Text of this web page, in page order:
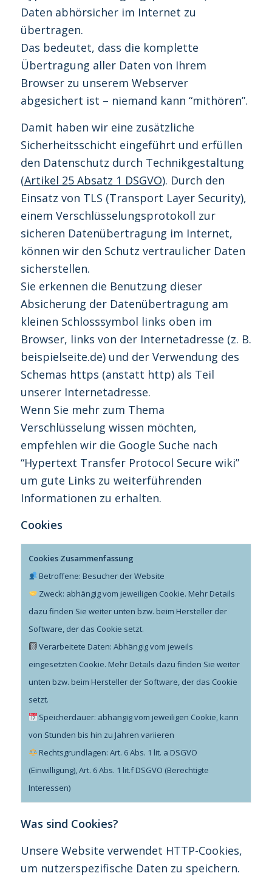
Daten abhörsicher im Internet zu
übertragen.
Das bedeutet, dass die komplette
Übertragung aller Daten von Ihrem
Browser zu unserem Webserver
abgesichert ist – niemand kann “mithören”.
Damit haben wir eine zusätzliche
Sicherheitsschicht eingeführt und erfüllen
den Datenschutz durch Technikgestaltung
(Artikel 25 Absatz 1 DSGVO). Durch den
Einsatz von TLS (Transport Layer Security),
einem Verschlüsselungsprotokoll zur
sicheren Datenübertragung im Internet,
können wir den Schutz vertraulicher Daten
sicherstellen.
Sie erkennen die Benutzung dieser
Absicherung der Datenübertragung am
kleinen Schlosssymbol links oben im
Browser, links von der Internetadresse (z. B.
beispielseite.de) und der Verwendung des
Schemas https (anstatt http) als Teil
unserer Internetadresse.
Wenn Sie mehr zum Thema
Verschlüsselung wissen möchten,
empfehlen wir die Google Suche nach
“Hypertext Transfer Protocol Secure wiki”
um gute Links zu weiterführenden
Informationen zu erhalten.
Cookies
Cookies Zusammenfassung
Betroffene: Besucher der Website
Zweck: abhängig vom jeweiligen Cookie. Mehr Details
dazu finden Sie weiter unten bzw. beim Hersteller der
Software, der das Cookie setzt.
Verarbeitete Daten: Abhängig vom jeweils
eingesetzten Cookie. Mehr Details dazu finden Sie weiter
unten bzw. beim Hersteller der Software, der das Cookie
setzt.
Speicherdauer: abhängig vom jeweiligen Cookie, kann
von Stunden bis hin zu Jahren variieren
Rechtsgrundlagen: Art. 6 Abs. 1 lit. a DSGVO
(Einwilligung), Art. 6 Abs. 1 lit.f DSGVO (Berechtigte
Interessen)
Was sind Cookies?
Unsere Website verwendet HTTP-Cookies,
um nutzerspezifische Daten zu speichern.